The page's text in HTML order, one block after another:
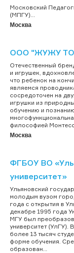
Московский
(МПГУ)...
Москва
ООО "ЖУЖУ
Отечественный
и игрушек,
что ребенок на
являемся
сосредоточен на
игрушки из
обучению и
философией
Москва
ФГБОУ ВО
университет»
Ульяновский
молодым вузом
года с открытия в
декабре 1995 года
МГУ был
университет (УлГУ).
более 13 тысяч
форме обучения.
образован...